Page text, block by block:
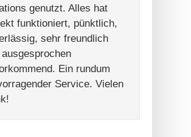
genutzt. Alles hat
funktioniert, pünktlich,
sehr freundlich
ausgesprochen
Ein rundum
Service. Vielen